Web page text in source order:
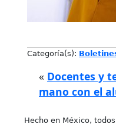
Categoría(s):
« Docentes y
mano con el
Hecho en México,